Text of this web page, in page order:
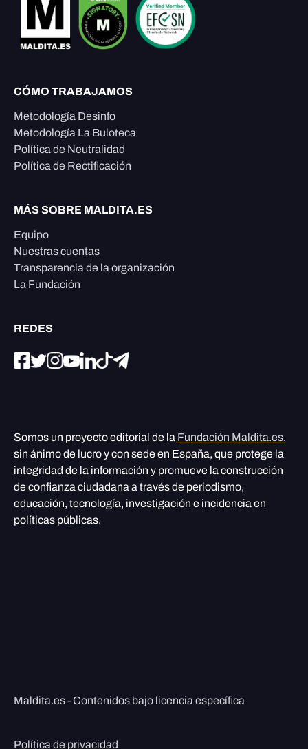
CÓMO TRABAJAMOS
Metodología Desinfo
Metodología La Buloteca
Política de Neutralidad
Política de Rectificación
MÁS SOBRE MALDITA.ES
Equipo
Nuestras cuentas
Transparencia de la organización
La Fundación
REDES
Somos un proyecto editorial de la Fundación Maldita.es,
sin ánimo de lucro y con sede en España, que protege la
integridad de la información y promueve la construcción
de confianza ciudadana a través de periodismo,
educación, tecnología, investigación e incidencia en
políticas públicas.
Maldita.es - Contenidos bajo licencia específica
Política de privacidad